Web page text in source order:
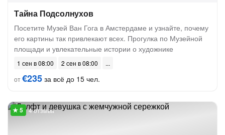
Тайна Подсолнухов
Посетите Музей Ван Гога в Амстердаме и узнайте, почему
его картины так привлекают всех. Прогулка по Музейной
площади и увлекательные истории о художнике
1 сен в 08:00
2 сен в 08:00
от€235 за всё до 15 чел.
4 отзыва